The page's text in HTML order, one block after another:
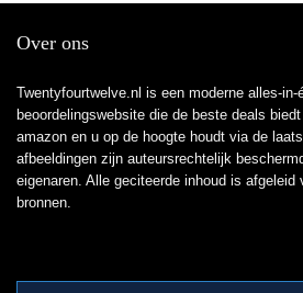
Over ons
Twentyfourtwelve.nl is een moderne alles-
beoordelingswebsite die de beste deals
amazon en u op de hoogte houdt via de
afbeeldingen zijn auteursrechtelijk
eigenaren. Alle geciteerde inhoud is
bronnen.